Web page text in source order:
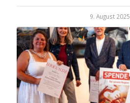
9. August 2025